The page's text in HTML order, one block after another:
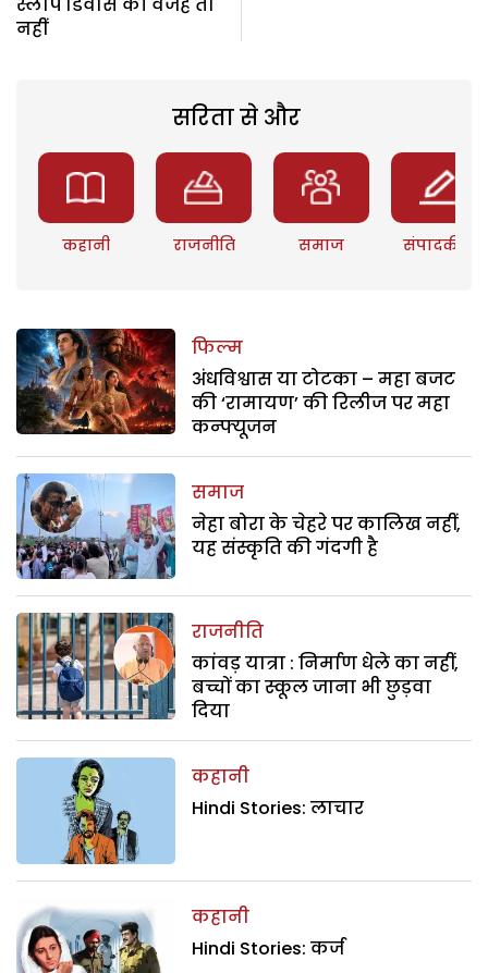
नहीं
सरिता से और
कहानी राजनीति समाज संपादकीय
फिल्म
अंधविश्वास या टोटका – महा बजट
की ‘रामायण’ की रिलीज पर महा
कन्फ्यूजन
समाज
नेहा बोरा के चेहरे पर कालिख नहीं,
यह संस्कृति की गंदगी है
राजनीति
कांवड़ यात्रा : निर्माण धेले का नहीं,
बच्चों का स्कूल जाना भी छुड़वा
दिया
कहानी
Hindi Stories: लाचार
कहानी
Hindi Stories: कर्ज